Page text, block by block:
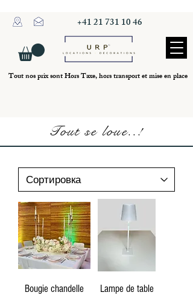
+41 21 731 10 46
Tout nos prix sont Hors Taxe, hors transport et mise en place
Tout se loue..!
Bougie chandelle
Lampe de table